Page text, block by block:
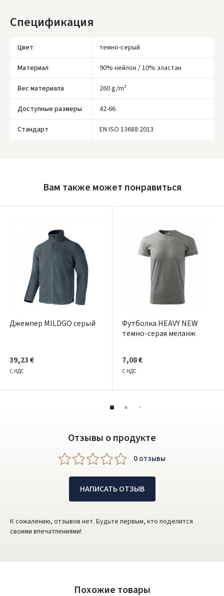
Спецификация
Цвет темно-серый
Материал 90% нейлон / 10% эластан
Вес материала 260 g/m²
Доступные размеры 42-66
Стандарт EN ISO 13688:2013
Вам также может понравиться
Джемпер MILDGO серый
39,23 €
С НДС
Футболка HEAVY NEW
темно-серая меланж
7,08 €
С НДС
Отзывы о продукте
0 oтзывы
НАПИСАТЬ ОТЗЫВ
К сожалению, отзывов нет. Будьте первым, кто поделится
своими впечатлениями!
Įvertinimas:
Похожие товары
Pamiršote slaptažodį?
Dar neturite paskyros? Registruokites